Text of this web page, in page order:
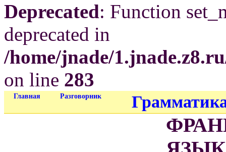
Deprecated: Function
deprecated in
/home/jnade/
on line 283
Главная Разговорник